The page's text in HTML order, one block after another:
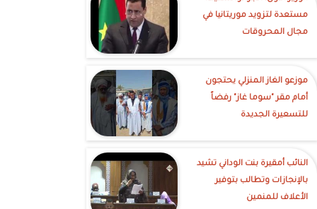
مستعدة لتزويد موريتانيا في
مجال المحروقات
موزعو الغاز المنزلي يحتجون
أمام مقر "سوما غاز" رفضاً
للتسعيرة الجديدة
النائب أمقيرة بنت الوداني تشيد
بالإنجازات وتطالب بتوفير
الأعلاف للمنمين